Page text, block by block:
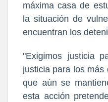
máxima casa de
la situación de
encuentran los
"Exigimos justicia
justicia para los
que aún se
esta acción